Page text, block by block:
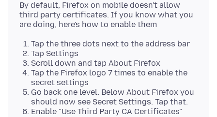
By default, Firefox on mobile doesn't allow
third party certificates. If you know what you
Tap the three dots next to the address bar
Tap Settings
Scroll down and tap About Firefox
Tap the Firefox logo 7 times to enable the
secret settings
Go back one level. Below About Firefox you
should now see Secret Settings. Tap that.
Enable "Use Third Party CA Certificates"